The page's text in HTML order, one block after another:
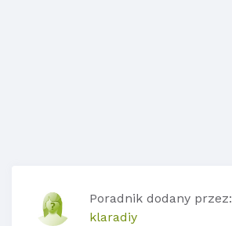
Poradnik dodany przez:
klaradiy